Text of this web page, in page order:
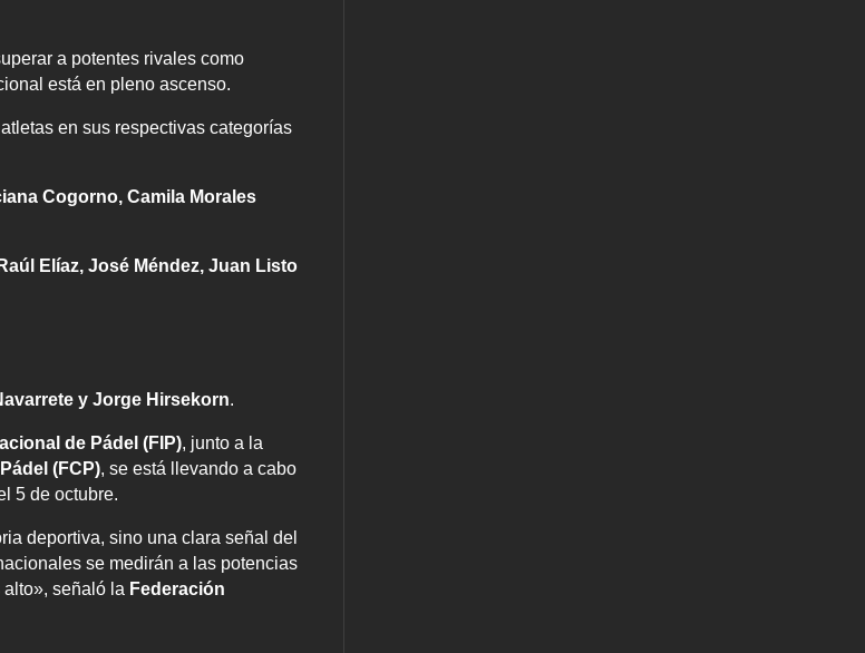
a potentes rivales como
está en pleno ascenso.
en sus respectivas categorías
Cogorno, Camila Morales
Elíaz, José Méndez, Juan Listo
y Jorge Hirsekorn.
de Pádel (FIP), junto a la
(FCP), se está llevando a cabo
5 de octubre.
deportiva, sino una clara señal del
se medirán a las potencias
señaló la Federación